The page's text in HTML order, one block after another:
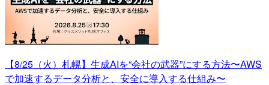
【8/25（火）札幌】生成AIを“会社の武器”にする方法〜AWS
で加速するデータ分析と、安全に導入する仕組み〜